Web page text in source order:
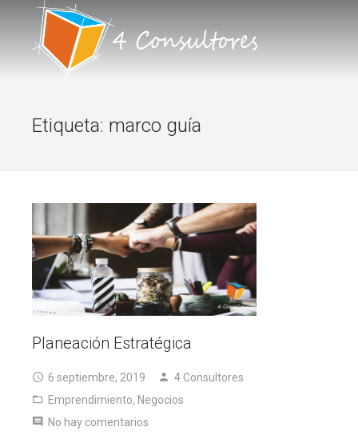
NOSOTROS
TALLERES
BLOG
FORO
CONTACTO
Etiqueta: marco guía
Planeación Estratégica
6 septiembre, 2019
4 Consultores
Emprendimiento, Negocios
No hay comentarios